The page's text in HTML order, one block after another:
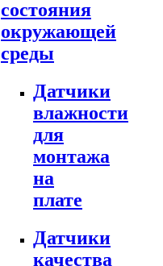
состояния
окружающей
среды
Датчики
влажности
для
монтажа
на
плате
Датчики
качества